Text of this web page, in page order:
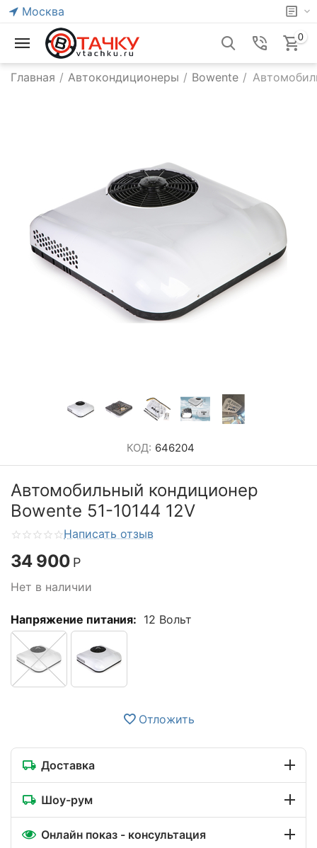
Москва
0
Главная / Автокондиционеры / Bowente /
КОД: 646204
Автомобильный кондиционер
Bowente 51-10144 12V
Написать отзыв
34 900 Р
Нет в наличии
Напряжение питания: 12 Вольт
Отложить
Доставка
Шоу-рум
Онлайн показ - консультация